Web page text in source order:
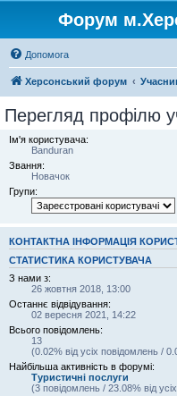
Форум
Допомога
Херсонський форум
Перегляд профілю
Ім'я користувача:
Banduran
Звання:
Новачок
Групи:
КОНТАКТНА ІНФОРМАЦІЯ
СТАТИСТИКА КОРИСТУВАЧА
З нами з:
26 жовтня 2018, 13:00
Останнє відвідування:
02 вересня 2021, 14:22
Всього повідомлень:
13
(0.02% від усіх повідомлень /
Найбільша активність в форумі:
Туристичні послуги
(3 повідомлень / 23.08% від